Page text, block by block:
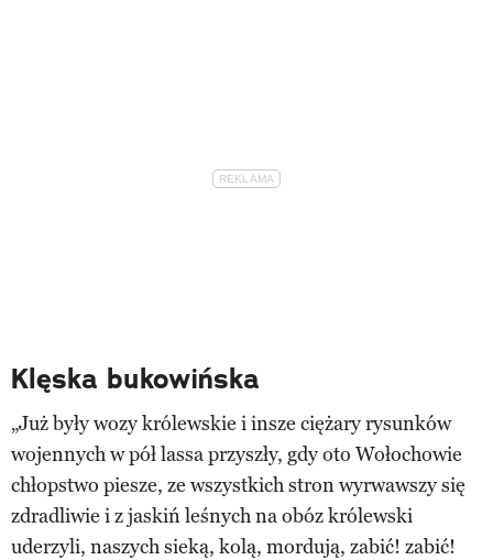
Klęska bukowińska
„Już były wozy królewskie i insze ciężary rysunków
wojennych w pół lassa przyszły, gdy oto Wołochowie
chłopstwo piesze, ze wszystkich stron wyrwawszy się
zdradliwie i z jaskiń leśnych na obóz królewski
uderzyli, naszych sieką, kolą, mordują, zabić! zabić!